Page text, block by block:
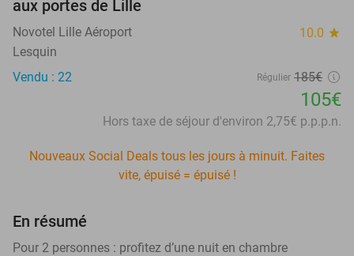
aux portes de Lille
Novotel Lille Aéroport 10.0 star
Lesquin
Vendu : 22
Régulier 185€
105€
Hors taxe de séjour d'environ 2,75€ p.p.p.n.
Nouveaux Social Deals tous les jours à minuit. Faites
vite, épuisé = épuisé !
En résumé
Pour 2 personnes : profitez d’une nuit en chambre